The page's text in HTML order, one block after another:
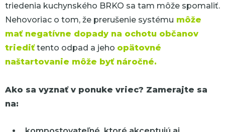
triedenia kuchynského BRKO sa tam môže spomaliť.
Nehovoriac o tom, že prerušenie systému môže
mať negatívne dopady na ochotu občanov
triediťtento odpad a jeho opätovné
naštartovanie môže byť náročné.
Ako sa vyznať v ponuke vriec? Zamerajte sa
na: